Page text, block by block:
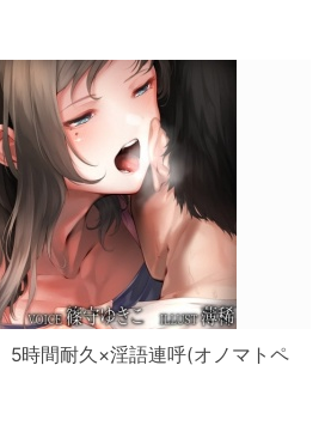
5時間耐久×淫語連呼(オノマトペ